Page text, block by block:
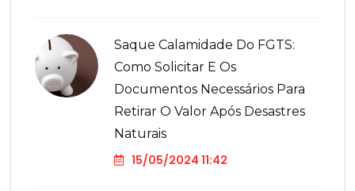
Saque Calamidade Do FGTS:
Como Solicitar E Os
Documentos Necessários Para
Retirar O Valor Após Desastres
Naturais
15/05/2024 11:42